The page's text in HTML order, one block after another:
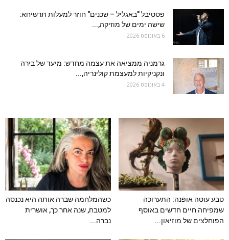
פסטיבל "באגליל – שכנים" חוזר למעלות תרשיחא:
שישה ימים של מוזיקה,...
6 באוגוסט 2026
גרמניה ממציאה את עצמה מחדש: מיעד של בירה
ונקניקיות למעצמת קולינריה,...
4 באוגוסט 2026
טבע עוטה אופנה: התערוכה
שמפיחה חיים חדשים באוסף
הפוחלצים של מוזיאון...
כשהמלחמה שברה אותה היא נכנסה
למטבח, שנה אחר כך, אושרית
נברה...